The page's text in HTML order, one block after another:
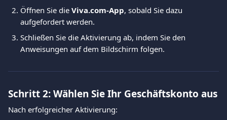
Öffnen Sie die Viva.com-App, sobald Sie dazu
aufgefordert werden.
Schließen Sie die Aktivierung ab, indem Sie den
Anweisungen auf dem Bildschirm folgen.
Schritt 2: Wählen Sie Ihr Geschäftskonto aus
Nach erfolgreicher Aktivierung: